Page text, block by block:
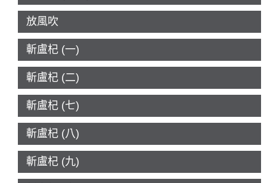
放風吹
斬盧杞 (一)
斬盧杞 (二)
斬盧杞 (七)
斬盧杞 (八)
斬盧杞 (九)